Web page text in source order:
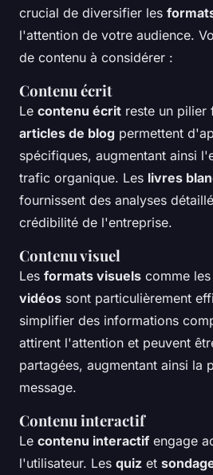
crucial de diversifier les
l'attention de votre audience.
de contenu à considérer :
Contenu écrit
Le contenu écrit reste un pilier
articles de blog permettent
spécifiques, augmentant ainsi
trafic organique. Les livres
fournissent des analyses
crédibilité de l'entreprise.
Contenu visuel
Les formats visuels comme les
vidéos sont particulièrement
simplifier des informations
attirent l'attention et peuvent
partagées, augmentant ainsi la
message.
Contenu interactif
Le contenu interactif engage
l'utilisateur. Les quiz et